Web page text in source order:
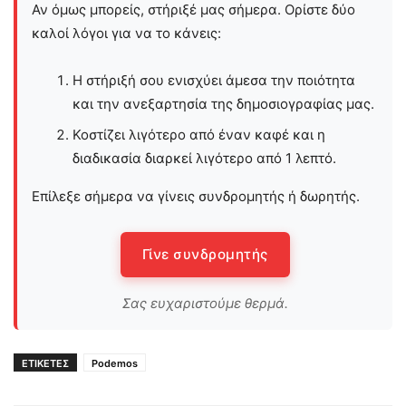
Αν όμως μπορείς, στήριξέ μας σήμερα. Ορίστε δύο
καλοί λόγοι για να το κάνεις:
Η στήριξή σου ενισχύει άμεσα την ποιότητα
και την ανεξαρτησία της δημοσιογραφίας μας.
Κοστίζει λιγότερο από έναν καφέ και η
διαδικασία διαρκεί λιγότερο από 1 λεπτό.
Επίλεξε σήμερα να γίνεις συνδρομητής ή δωρητής.
Γίνε συνδρομητής
Σας ευχαριστούμε θερμά.
ΕΤΙΚΕΤΕΣ Podemos